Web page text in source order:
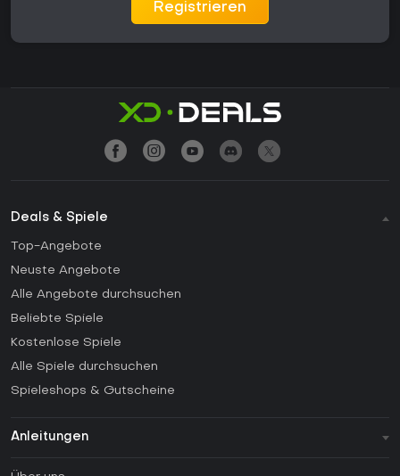
Registrieren
Deals & Spiele
Top-Angebote
Neuste Angebote
Alle Angebote durchsuchen
Beliebte Spiele
Kostenlose Spiele
Alle Spiele durchsuchen
Spieleshops & Gutscheine
Anleitungen